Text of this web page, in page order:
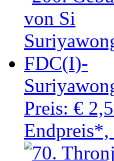
Preis: €
Endpreis*,